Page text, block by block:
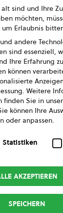
Impressum
Datenschutz
AGB
Marketing
AGB Bildung
Newsletter
© 2026bio
alt sind und Ihre
möchten,
Erlaubnis
andere
sind essenziell,
Ihre Erfahrung
können
Weitere
finden Sie in
können Ihre
oder anpassen.
Statistiken
AKZEPTIEREN
SPEICHERN